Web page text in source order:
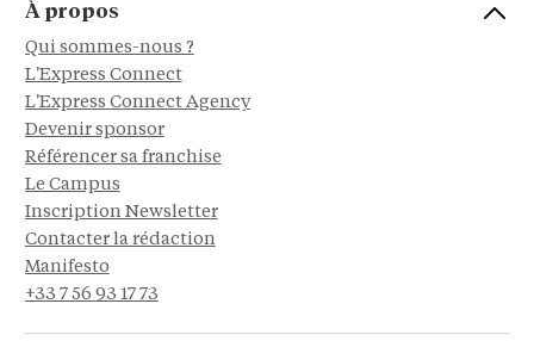
À propos
Qui sommes-nous ?
L'Express Connect
L'Express Connect Agency
Devenir sponsor
Référencer sa franchise
Le Campus
Inscription Newsletter
Contacter la rédaction
Manifesto
+33 7 56 93 17 73